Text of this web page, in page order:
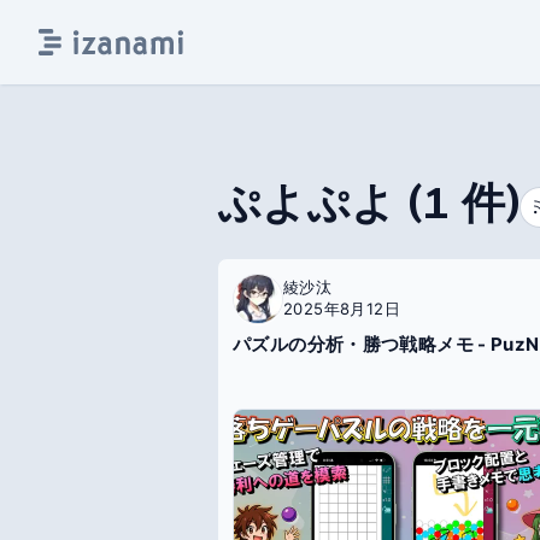
ぷよぷよ (1 件)
綾沙汰
2025年8月12日
パズルの分析・勝つ戦略メモ -